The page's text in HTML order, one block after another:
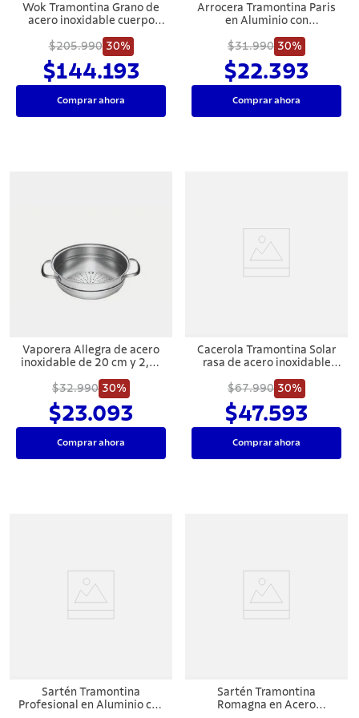
Wok Tramontina Grano de
acero inoxidable cuerpo
cm 5,2 L
$205.990 30%
$144.193
Comprar ahora
Arrocera Tramontina Paris
en Aluminio con
Externo Antiadherente
Starflon Max Rojo con Tapa
de Vidrio 24 cm 2,8 L
$31.990 30%
$22.393
Comprar ahora
Vaporera Allegra de acero
inoxidable de 20 cm y 2,2 l
$32.990 30%
$23.093
Comprar ahora
Cacerola Tramontina Solar
rasa de acero inoxidable
16 cm 1,4 L
$67.990 30%
$47.593
Comprar ahora
Sartén Tramontina
Profesional en Aluminio con
Sartén Tramontina
Romagna en Acero